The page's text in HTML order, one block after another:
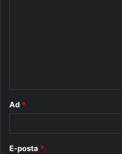
Ad *
E-posta *